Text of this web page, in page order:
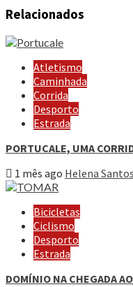
Relacionados
Atletismo
Caminhada
Corrida
Desporto
Estrada
PORTUCALE, UMA
1 mês ago Helena Santos
Bicicletas
Ciclismo
Desporto
Estrada
DOMÍNIO NA CHEGADA